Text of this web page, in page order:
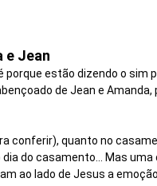
e Jean
estão dizendo o sim
de Jean e Amanda,
conferir), quanto no
do casamento... Mas
ao lado de Jesus a